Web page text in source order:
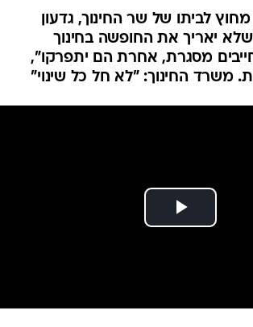
לביתו של שר החינוך, גדעון
יאריך את החופשה בחינוך
מסגרת, אחרת הם יתפרקו",
משרד החינוך: "לא חל כל שינוי"